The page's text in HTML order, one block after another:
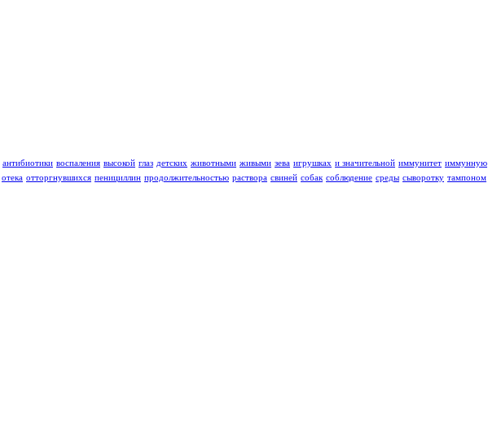
антибиотики воспаления высокой глаз детских животными живыми зева игрушках и значительной иммунитет иммунную
отека отторгнувшихся пенициллин продолжительностью раствора свиней собак соблюдение среды сыворотку тампоном